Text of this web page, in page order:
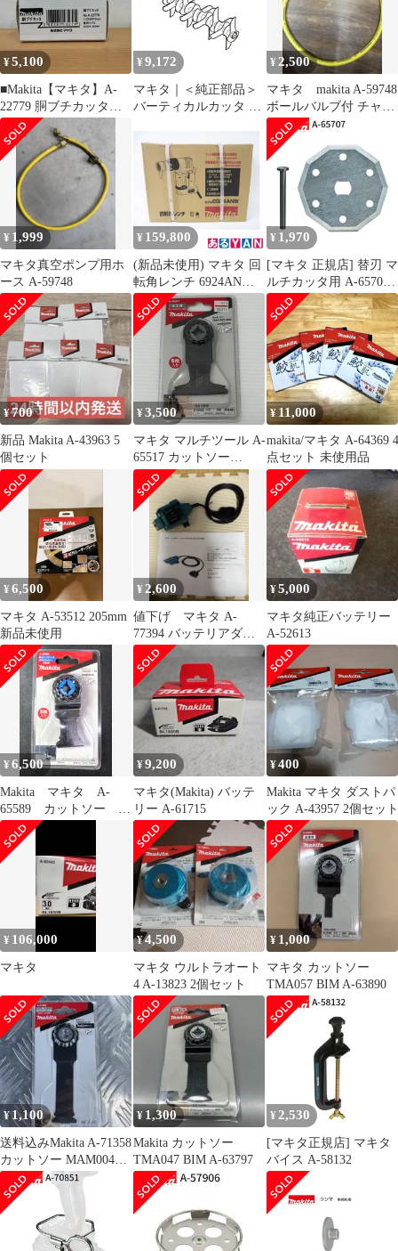
¥5,100
■Makita【マキタ】A-
22779 胴ブチカッタ
A25-3073、A25-3074
¥ 9,172
マキタ｜＜純正部品＞
バーティカルカッタ A-
¥ 2,500
マキタ makita A-59748
ボールバルブ付 チャー
ジングホース 冷媒用
¥ 1,999
マキタ真空ポンプ用ホ
ース A-59748
¥ 159,800
(新品未使用) マキタ 回
転角レンチ 6924ANW
0088381607216
¥ 1,970
[マキタ 正規店] 替刃 マ
ルチカッタ用 A-65707
ロックピン付(刃物交換
用)
¥700
新品 Makita A-43963 5
個セット
¥3,500
マキタ マルチツール A-
65517 カットソー
TMA055BIM 未開封品
smkogu096539
¥ 11,000
makita/マキタ A-64369 4
点セット 未使用品
¥6,500
マキタ A-53512 205mm
新品未使用
¥ 2,600
値下げ マキタ A-
77394 バッテリアダプ
タ 1.6m
¥5,000
マキタ純正バッテリー
A-52613
¥6,500
Makita マキタ A-
65589 カットソー
TMA061HM
¥9,200
マキタ(Makita) バッテ
リー A-61715
¥400
Makita マキタ ダストパ
ック A-43957 2個セット
¥ 106,000
マキタ
¥4,500
マキタ ウルトラオート
4 A-13823 2個セット
¥ 1,000
マキタ カットソー
TMA057 BIM A-63890
¥1,100
送料込みMakita A-71358
カットソー MAM004
SK一枚
¥ 1,300
Makita カットソー
TMA047 BIM A-63797
¥ 2,530
[マキタ正規店] マキタ
バイス A-58132